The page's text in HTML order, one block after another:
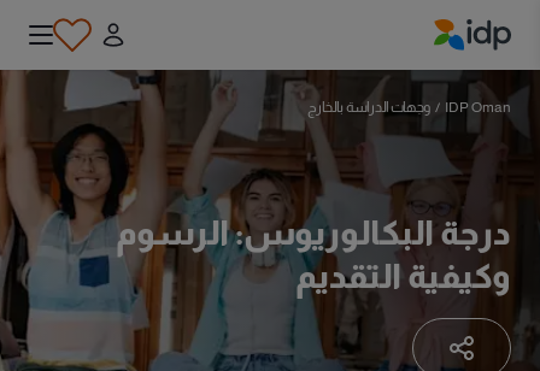
IDP Oman
/ وجهات الدراسة بالخارج
درجة البكالوريوس: الرسوم
وكيفية التقديم